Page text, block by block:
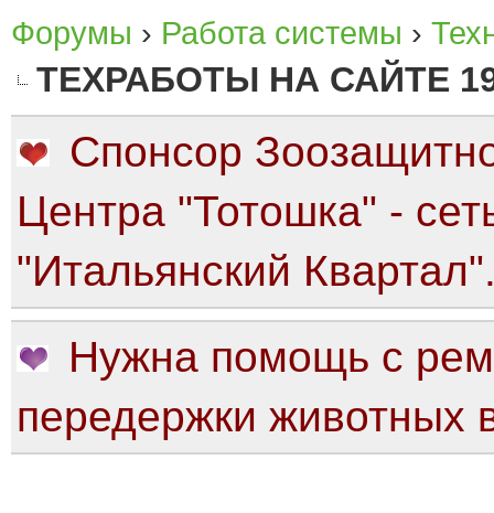
Форумы › Работа системы ›
ТЕХРАБОТЫ НА САЙТЕ 19
Спонсор
Центра "Тотошка" -
"Итальянский
Нужна помощь с
передержки животных